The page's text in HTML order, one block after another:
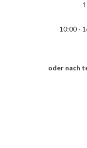
10:00 -
oder nach